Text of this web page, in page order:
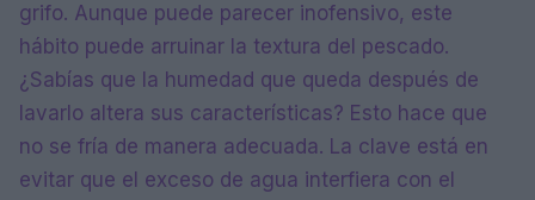
grifo. Aunque puede parecer inofensivo, este
hábito puede arruinar la textura del pescado.
¿Sabías que la humedad que queda después de
lavarlo altera sus características? Esto hace que
no se fría de manera adecuada. La clave está en
evitar que el exceso de agua interfiera con el